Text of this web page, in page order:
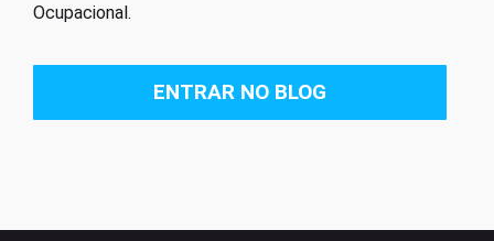
Ocupacional.
ENTRAR NO BLOG